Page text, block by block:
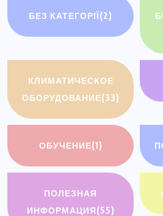
БЕЗ КАТЕГОРІЇ(2)
КЛИМАТИЧЕСКОЕ
ОБОРУДОВАНИЕ(33)
ОБУЧЕНИЕ(1)
ПОЛЕЗНАЯ
ИНФОРМАЦИЯ(55)